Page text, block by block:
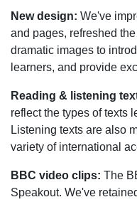
New design: We've
and pages, refreshed
dramatic images to
learners, and provide
Reading & listening
reflect the types of texts
Listening texts are also
variety of international
BBC video clips: The
Speakout. We've